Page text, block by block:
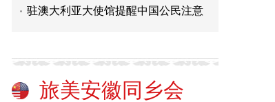
驻澳大利亚大使馆提醒中国公民注意
旅美安徽同乡会